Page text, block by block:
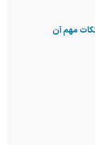
مهم آن